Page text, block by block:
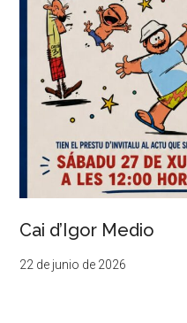
Cai d’Igor Medio
22 de junio de 2026